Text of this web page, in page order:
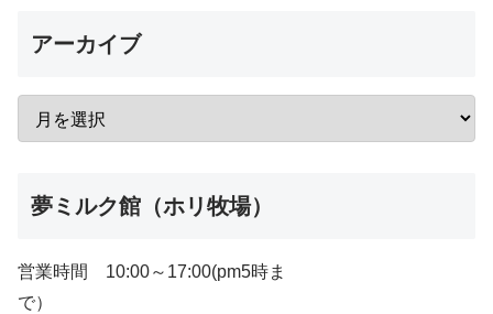
アーカイブ
夢ミルク館（ホリ牧場）
営業時間 10:00～17:00(pm5時ま
で）